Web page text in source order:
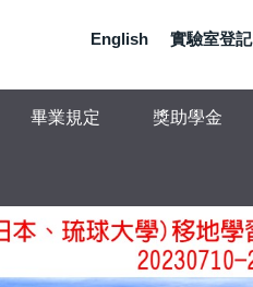
English 實驗室登記
畢業規定 獎助學金